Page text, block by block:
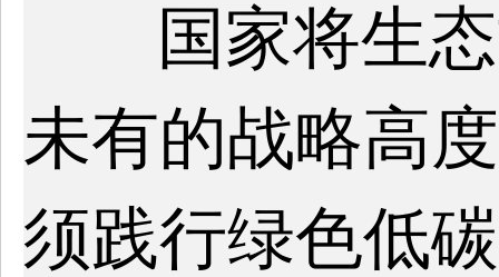
国家将生
未有的战略高
须践行绿色低